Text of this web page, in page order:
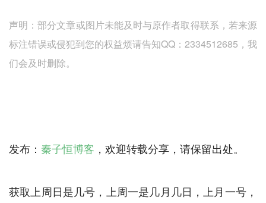
声明：部分文章或图片未能及时与原作者取得联系，若来源
标注错误或侵犯到您的权益烦请告知QQ：2334512685，我
们会及时删除。
发布： 秦子恒博客 ，欢迎转载分享，请保留出处。
获取上周日是几号，上周一是几月几日，上月一号，